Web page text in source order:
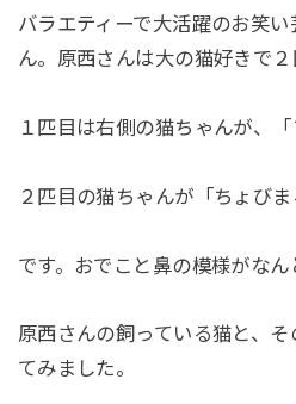
バラエティーで大活躍のお笑
ん。原西さんは大の猫好きで２
１匹目は右側の猫ちゃんが、「
２匹目の猫ちゃんが「ちょびま
です。おでこと鼻の模様がな
原西さんの飼っている猫と、
てみました。